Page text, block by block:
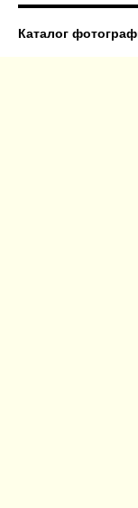
Каталог